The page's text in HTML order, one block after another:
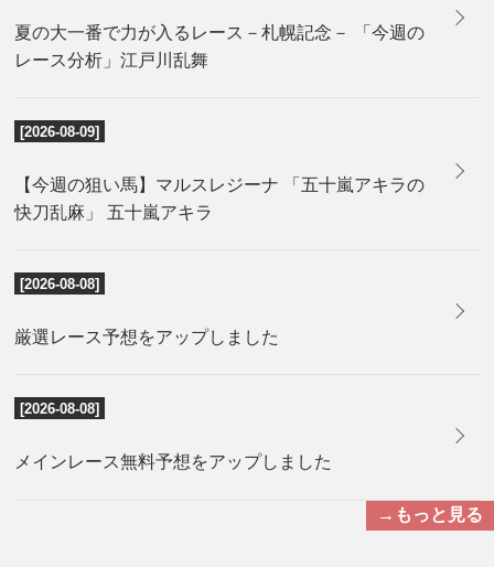
夏の大一番で力が入るレース－札幌記念－ 「今週の
レース分析」江戸川乱舞
[2026-08-09]
【今週の狙い馬】マルスレジーナ 「五十嵐アキラの
快刀乱麻」 五十嵐アキラ
[2026-08-08]
厳選レース予想をアップしました
[2026-08-08]
メインレース無料予想をアップしました
→もっと見る